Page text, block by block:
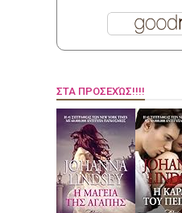
ΣΤΑ ΠΡΟΣΕΧΏΣ!!!!